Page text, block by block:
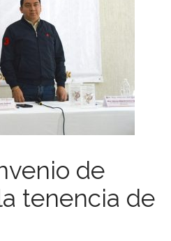
de
tenencia de